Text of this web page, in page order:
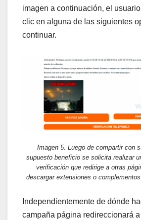
imagen a continuación, el
clic en alguna de las siguientes
continuar.
Imagen 5. Luego de compartir con
supuesto beneficio se solicita realizar
verificación que redirige a otras
descargar extensiones o
Independientemente de dónde
campaña página redireccionará